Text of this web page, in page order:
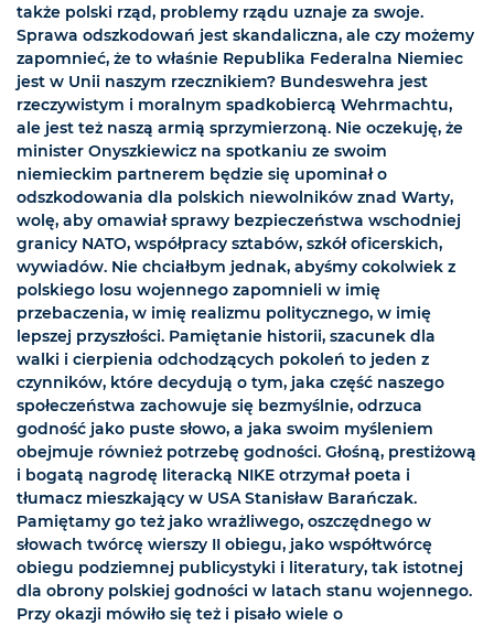
także polski rząd, problemy rządu uznaje za swoje.
Sprawa odszkodowań jest skandaliczna, ale czy możemy
zapomnieć, że to właśnie Republika Federalna Niemiec
jest w Unii naszym rzecznikiem? Bundeswehra jest
rzeczywistym i moralnym spadkobiercą Wehrmachtu,
ale jest też naszą armią sprzymierzoną. Nie oczekuję, że
minister Onyszkiewicz na spotkaniu ze swoim
niemieckim partnerem będzie się upominał o
odszkodowania dla polskich niewolników znad Warty,
wolę, aby omawiał sprawy bezpieczeństwa wschodniej
granicy NATO, współpracy sztabów, szkół oficerskich,
wywiadów. Nie chciałbym jednak, abyśmy cokolwiek z
polskiego losu wojennego zapomnieli w imię
przebaczenia, w imię realizmu politycznego, w imię
lepszej przyszłości. Pamiętanie historii, szacunek dla
walki i cierpienia odchodzących pokoleń to jeden z
czynników, które decydują o tym, jaka część naszego
społeczeństwa zachowuje się bezmyślnie, odrzuca
godność jako puste słowo, a jaka swoim myśleniem
obejmuje również potrzebę godności. Głośną, prestiżową
i bogatą nagrodę literacką NIKE otrzymał poeta i
tłumacz mieszkający w USA Stanisław Barańczak.
Pamiętamy go też jako wrażliwego, oszczędnego w
słowach twórcę wierszy II obiegu, jako współtwórcę
obiegu podziemnej publicystyki i literatury, tak istotnej
dla obrony polskiej godności w latach stanu wojennego.
Przy okazji mówiło się też i pisało wiele o